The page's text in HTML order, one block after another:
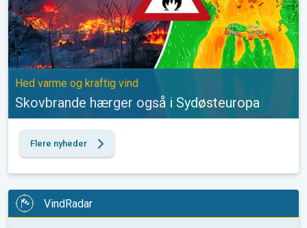
Hed varme og kraftig vind
Skovbrande hærger også i Sydøsteuropa
Flere nyheder
VindRadar